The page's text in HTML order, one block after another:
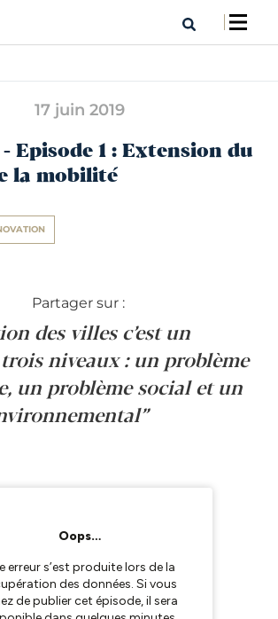
17 juin 2019
Episode 1 : Extension du
la mobilité
Partager sur :
des villes c’est un
niveaux : un problème
un problème social et un